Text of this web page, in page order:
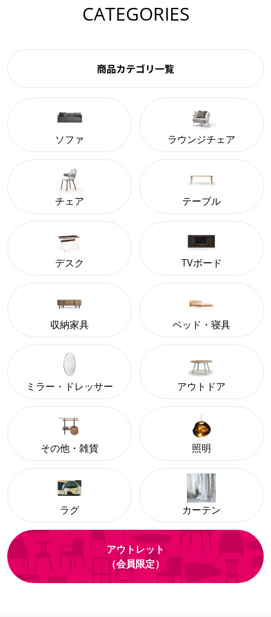
CATEGORIES
商品カテゴリ一覧
ソファ ラウンジチェア
チェア テーブル
デスク TVボード
収納家具 ベッド・寝具
ミラー・ドレッサー アウトドア
その他・雑貨 照明
ラグ カーテン
アウトレット
（会員限定）